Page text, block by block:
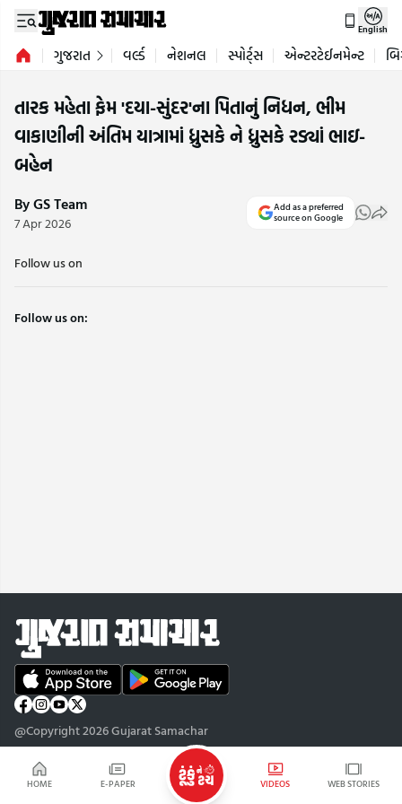
HOME E-PAPER VIDEOS WEB STORIES
English
ગુજરાત વર્લ્ડ નેશનલ સ્પોર્ટ્સ એન્ટરટેઈનમેન્ટ
તારક મહેતા ફેમ 'દયા-સુંદર'ના પિતાનું નિધન, ભીમ
વાકાણીની અંતિમ યાત્રામાં ધ્રુસકે ને ધ્રુસકે રડ્યાં ભાઇ-
બહેન
By GS Team
7 Apr 2026
Add as a preferred
source on Google
Follow us on
Follow us on:
@Copyright 2026 Gujarat Samachar